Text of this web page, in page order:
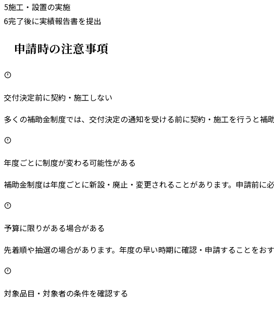
5施工・設置の実施
6完了後に実績報告書を提出
申請時の注意事項
交付決定前に契約・施工しない
多くの補助金制度では、交付決定の通知を受ける前に契約・施工を行うと補
年度ごとに制度が変わる可能性がある
補助金制度は年度ごとに新設・廃止・変更されることがあります。申請前に
予算に限りがある場合がある
先着順や抽選の場合があります。年度の早い時期に確認・申請することをおす
対象品目・対象者の条件を確認する